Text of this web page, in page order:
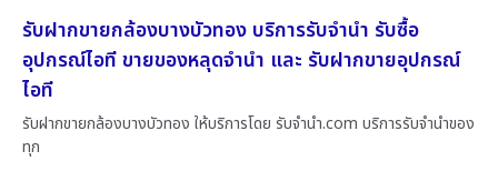
รับฝากขายกล้องบางบัวทอง บริการรับจำนำ รับซื้อ
อุปกรณ์ไอที ขายของหลุดจำนำ และ รับฝากขายอุปกรณ์
ไอที
รับฝากขายกล้องบางบัวทอง ให้บริการโดย รับจํานํา.com บริการรับจำนำของ
ทุก